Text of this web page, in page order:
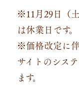
※11月29日（
は休業日です。
※価格改定に
サイトのシス
ます。